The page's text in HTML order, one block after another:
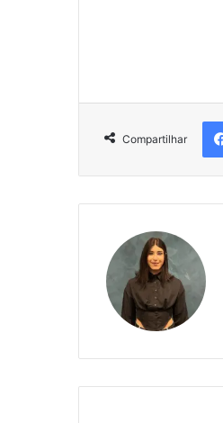
Compartilhar